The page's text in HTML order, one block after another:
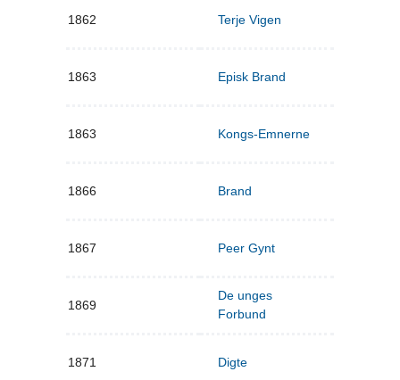
1862 Terje Vigen
1863 Episk Brand
1863 Kongs-Emnerne
1866 Brand
1867 Peer Gynt
1869
De unges
Forbund
1871 Digte